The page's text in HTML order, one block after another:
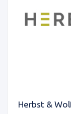
Herbst &